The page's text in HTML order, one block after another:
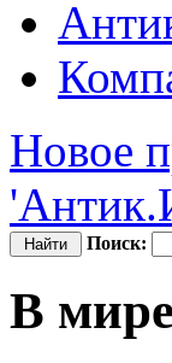
Новое
Поиск:
В